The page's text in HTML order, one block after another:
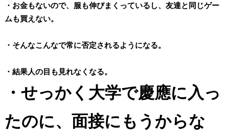
・お金もないので、服も伸びまくっているし、友達と同じゲー
ムも買えない。
・そんなこんなで常に否定されるようになる。
・結果人の目も見れなくなる。
・せっかく大学で慶應に入っ
たのに、面接にもうからな